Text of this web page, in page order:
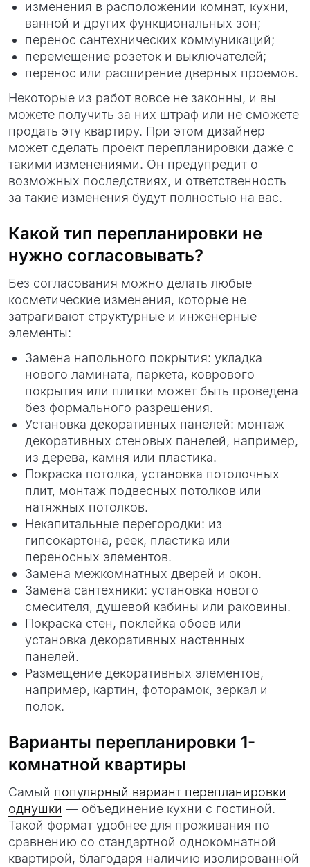
изменения в расположении комнат, кухни,
ванной и других функциональных зон;
перенос сантехнических коммуникаций;
перемещение розеток и выключателей;
перенос или расширение дверных проемов.
Некоторые из работ вовсе не законны, и вы
можете получить за них штраф или не сможете
продать эту квартиру. При этом дизайнер
может сделать проект перепланировки даже с
такими изменениями. Он предупредит о
возможных последствиях, и ответственность
за такие изменения будут полностью на вас.
Какой тип перепланировки не
нужно согласовывать?
Без согласования можно делать любые
косметические изменения, которые не
затрагивают структурные и инженерные
элементы:
Замена напольного покрытия: укладка
нового ламината, паркета, коврового
покрытия или плитки может быть проведена
без формального разрешения.
Установка декоративных панелей: монтаж
декоративных стеновых панелей, например,
из дерева, камня или пластика.
Покраска потолка, установка потолочных
плит, монтаж подвесных потолков или
натяжных потолков.
Некапитальные перегородки: из
гипсокартона, реек, пластика или
переносных элементов.
Замена межкомнатных дверей и окон.
Замена сантехники: установка нового
смесителя, душевой кабины или раковины.
Покраска стен, поклейка обоев или
установка декоративных настенных
панелей.
Размещение декоративных элементов,
например, картин, фоторамок, зеркал и
полок.
Варианты перепланировки 1-
комнатной квартиры
Самый популярный вариант перепланировки
однушки — объединение кухни с гостиной.
Такой формат удобнее для проживания по
сравнению со стандартной однокомнатной
квартирой, благодаря наличию изолированной